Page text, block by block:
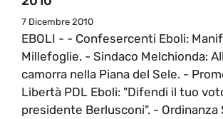
7 Dicembre 2010
EBOLI - - Confesercenti Eboli:
Millefoglie. - Sindaco Melchionda:
camorra nella Piana del Sele. -
Libertà PDL Eboli: "Difendi il tuo
presidente Berlusconi". - Ordinanza